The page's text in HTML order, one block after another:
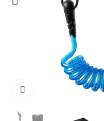
Cliquez pour agrandir